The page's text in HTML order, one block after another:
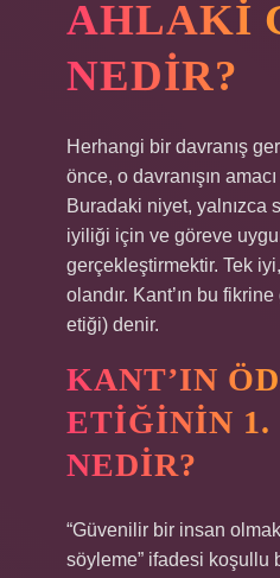
AHLAKI
NEDIR?
Herhangi bir davranış
önce, o davranışın
Buradaki niyet, yalnızca
iyiliği için ve göreve
gerçekleştirmektir. Tek
olandır. Kant’ın bu
etiği) denir.
KANT’IN
ETIĞININ
NEDIR?
“Güvenilir bir insan
söyleme” ifadesi koşullu